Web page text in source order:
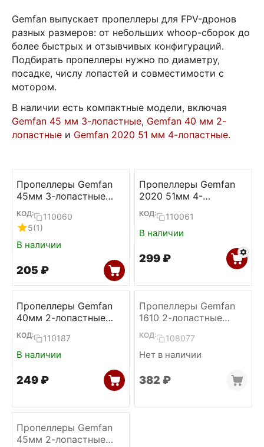
Gemfan выпускает пропеллеры для FPV-дронов
разных размеров: от небольших whoop-сборок до
более быстрых и отзывчивых конфигураций.
Подбирать пропеллеры нужно по диаметру,
посадке, числу лопастей и совместимости с
мотором.
В наличии есть компактные модели, включая
Gemfan 45 мм 3-лопастные, Gemfan 40 мм 2-
лопастные и Gemfan 2020 51 мм 4-лопастные.
Пропеллеры Gemfan
45мм 3-лопастные
1.5мм (Clear gray,
2L+2R)
КОД:
110060
5(1)
В наличии
‍205‍ ₽
Пропеллеры Gemfan
2020 51мм 4-
лопастные 1.5мм
(4L+4R)
КОД: 110061
В наличии
‍299‍ ₽
Пропеллеры Gemfan
40мм 2-лопастные
1.0мм (Transparent,
2L+2R)
КОД: 110187
В наличии
‍249‍ ₽
Пропеллеры Gemfan
1610 2-лопастные
1.5мм (Grey, 2L+2R)
КОД: 108077
Нет в наличии
‍382‍ ₽
Пропеллеры Gemfan
45мм 2-лопастные